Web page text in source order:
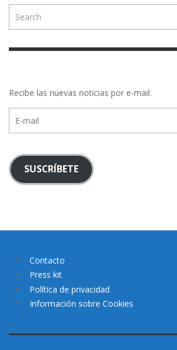
Recibe las nuevas noticias por e-mail.
mail
SUSCRÍBETE
Contacto
Press kit
Política de privacidad
Información sobre Cookies